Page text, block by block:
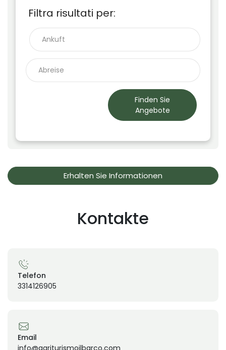
Filtra risultati per:
Finden Sie
Angebote
Erhalten Sie Informationen
Kontakte
Telefon
3314126905
Email
info@agriturismoilbarco.com